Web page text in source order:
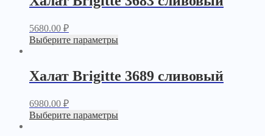
5680.00 ₽
Выберите параметры
Халат Brigitte 3689 сливовый
6980.00 ₽
Выберите параметры